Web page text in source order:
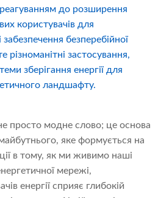
до розширення
користувачів для
безперебійної
різноманітні застосування,
зберігання енергії для
ландшафту.
просто модне слово; це основа
яке формується на
в тому, як ми живимо наші
мережі,
енергії сприяє глибокій